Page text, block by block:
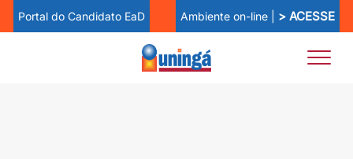
Portal do Candidato EaD Ambiente on-line | > ACESSE